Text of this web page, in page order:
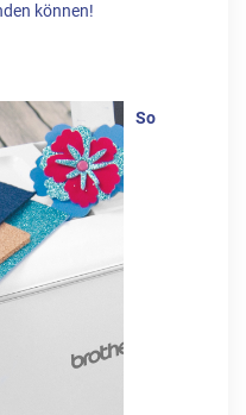
können!
So